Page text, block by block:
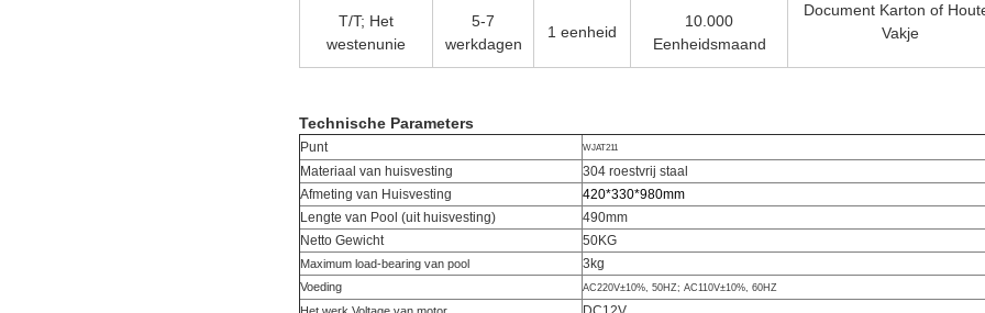
T/T; Het
westenunie
5-7
werkdagen
1 eenheid
10.000
Eenheidsmaand
Document Karton of
Vakje
Technische Parameters
Punt WJAT211
Materiaal van huisvesting
304 roestvrij staal
Afmeting van Huisvesting
420*330*980mm
Lengte van Pool (uit huisvesting)
490mm
Netto Gewicht
50KG
Maximum load-bearing van pool 3kg
Voeding AC220V±10%, 50HZ; AC110V±10%, 60HZ